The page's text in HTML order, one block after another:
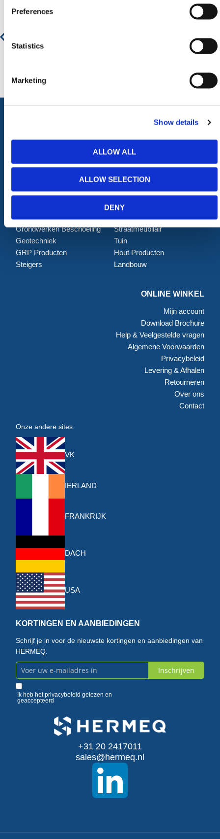
Preferences
Statistics
Marketing
Show details
ALLOW ALL
ALLOW SELECTION
DENY
Handmatige Slagboom - Heavy Duty
€ 1.994,34
ALLE CATEGORIEËN
Verkeer en Veiligheid
Tijdelijke Hekwerken
Permanent Hekwerk
Grondwerken Beschoeiing
Geotechniek
GRP Producten
Steigers
Bouw
Zagen en Boren
Afval en absorptiemateriaal
Opslag
Straatmeubilair
Tuin
Hout Producten
Landbouw
ONLINE WINKEL
Mijn account
Download Brochure
Help & Veelgestelde vragen
Algemene Voorwaarden
Privacybeleid
Levering & Afhalen
Retourneren
Over ons
Contact
Onze andere sites
VK
IERLAND
FRANKRIJK
DACH
USA
KORTINGEN EN AANBIEDINGEN
Schrijf je in voor de nieuwste kortingen en aanbiedingen van
HERMEQ.
Abonneer
u
Inschrijven
Ik heb hetprivacybeleid gelezen en
geaccepteerd
+31 20 2417011
sales@hermeq.nl